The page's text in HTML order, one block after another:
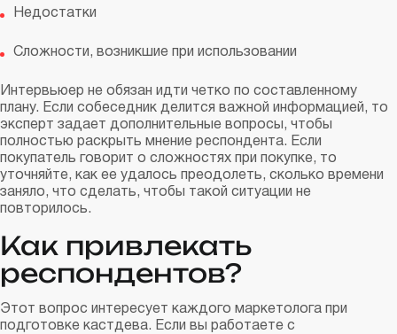
Недостатки
Сложности, возникшие при использовании
Интервьюер не обязан идти четко по составленному
плану. Если собеседник делится важной информацией, то
эксперт задает дополнительные вопросы, чтобы
полностью раскрыть мнение респондента. Если
покупатель говорит о сложностях при покупке, то
уточняйте, как ее удалось преодолеть, сколько времени
заняло, что сделать, чтобы такой ситуации не
повторилось.
Как привлекать
респондентов?
Этот вопрос интересует каждого маркетолога при
подготовке кастдева. Если вы работаете с